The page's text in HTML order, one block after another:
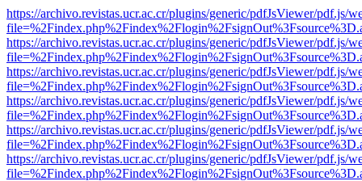
https://archivo.revistas.ucr.ac.cr/plugins/generic/pdfJsViewer/pdf.js/
https://archivo.revistas.ucr.ac.cr/plugins/generic/pdfJsViewer/pdf.js/
https://archivo.revistas.ucr.ac.cr/plugins/generic/pdfJsViewer/pdf.js/
https://archivo.revistas.ucr.ac.cr/plugins/generic/pdfJsViewer/pdf.js/
https://archivo.revistas.ucr.ac.cr/plugins/generic/pdfJsViewer/pdf.js/
https://archivo.revistas.ucr.ac.cr/plugins/generic/pdfJsViewer/pdf.js/